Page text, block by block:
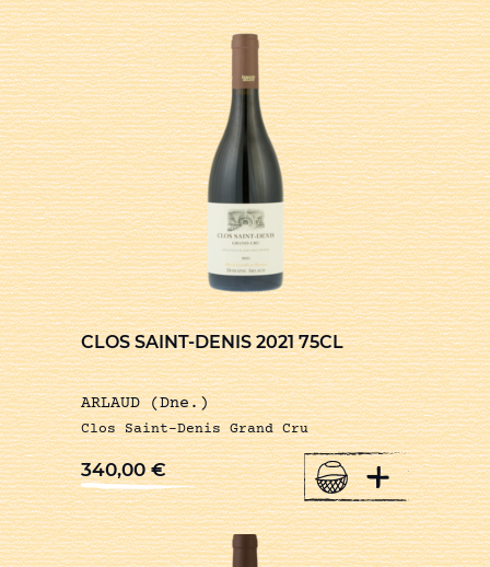
CLOS SAINT-DENIS 2021 75CL
ARLAUD (Dne.)
Clos Saint-Denis Grand Cru
340,00€ +